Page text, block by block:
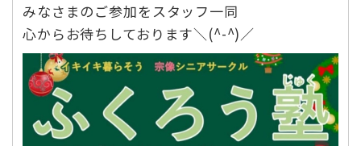
みなさまのご参加をスタッフ一同
心からお待ちしております＼(^-^)／